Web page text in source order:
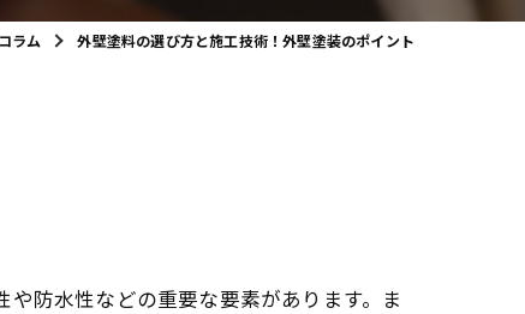
コラム 外壁塗料の選び方と施工技術！外壁塗装のポイント
防水性などの重要な要素があります。ま